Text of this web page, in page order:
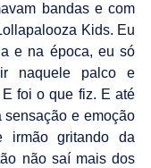
bandas e com
Kids. Eu
e na época, eu só
naquele palco e
foi o que fiz. E até
sensação e emoção
irmão gritando da
não saí mais dos